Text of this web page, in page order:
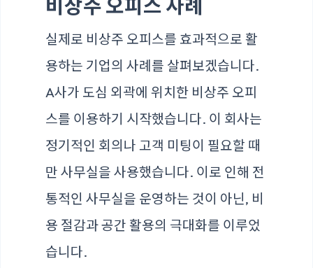
비상주 오피스 사례
실제로 비상주 오피스를 효과적으로 활
용하는 기업의 사례를 살펴보겠습니다.
A사가 도심 외곽에 위치한 비상주 오피
스를 이용하기 시작했습니다. 이 회사는
정기적인 회의나 고객 미팅이 필요할 때
만 사무실을 사용했습니다. 이로 인해 전
통적인 사무실을 운영하는 것이 아닌, 비
용 절감과 공간 활용의 극대화를 이루었
습니다.